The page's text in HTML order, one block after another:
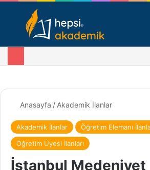
Giriş - Kayıt
Anasayfa / Akademik İlanlar
Akademik İlanlar
Öğretim Elemanı
Öğretim Üyesi İlanları
İstanbul Medeniyet